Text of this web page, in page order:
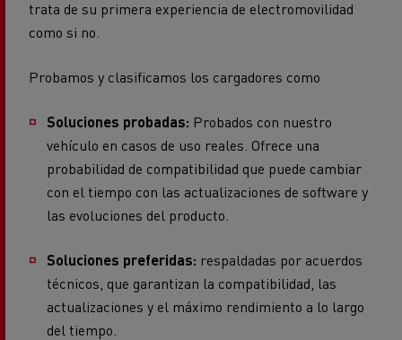
trata de su primera experiencia de electromovilidad
como si no.
Probamos y clasificamos los cargadores como
Soluciones probadas: Probados con nuestro
vehículo en casos de uso reales. Ofrece una
probabilidad de compatibilidad que puede cambiar
con el tiempo con las actualizaciones de software y
las evoluciones del producto.
Soluciones preferidas: respaldadas por acuerdos
técnicos, que garantizan la compatibilidad, las
actualizaciones y el máximo rendimiento a lo largo
del tiempo.